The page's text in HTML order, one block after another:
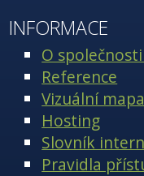
INFORMACE
O společnosti
Reference
Vizuální
Hosting
Slovník
Pravidla